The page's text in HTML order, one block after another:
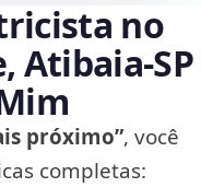
no
Atibaia‑SP
próximo”, você
completas: